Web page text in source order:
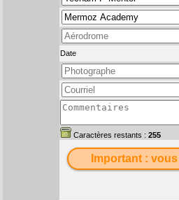
Date
Caractères restants : 255
Important :